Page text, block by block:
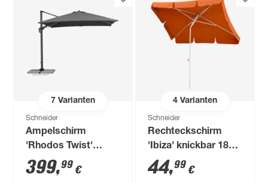
7Varianten
Schneider
Ampelschirm
'Rhodos Twist'
drehbar/neigbar 300
x 300 cm
399,99 €
4Varianten
Schneider
Rechteckschirm
'Ibiza' knickbar 180 x
120 cm
44,99 €